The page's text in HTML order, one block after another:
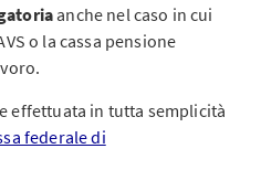
anche nel caso in cui
o la cassa pensione
effettuata in tutta semplicità
federale di